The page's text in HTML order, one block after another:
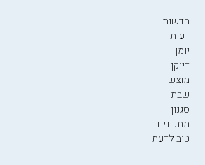
חדשות
דעות
יומן
דיוקן
מוצש
שבת
סגנון
מתכונים
טוב לדעת